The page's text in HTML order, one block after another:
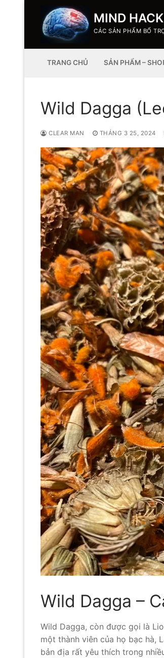
MIND
CÁC SẢN PHẨM BỔ
TRANG CHỦ SẢN PHẨM –
Wild Dagga
CLEAR MAN THÁNG 3 25, 2024
Wild Dagga –
Wild Dagga, còn được gọi là
một thành viên của họ bạc hà,
bản địa rất yêu thích trong